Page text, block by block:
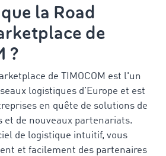
la Road
de
?
de TIMOCOM est l'un
logistiques d’Europe et est
en quête de solutions de
et de nouveaux partenariats.
de logistique intuitif, vous
et facilement des partenaires